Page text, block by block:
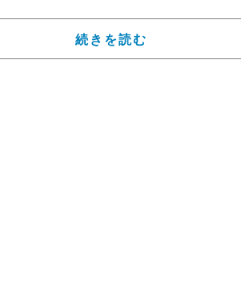
恋愛バトルが展開される。
MCを務めるのはお笑いコンビ・
続きを読む